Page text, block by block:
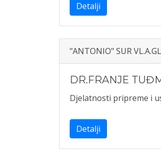
Detalji
"ANTONIO" SUR
DR.FRANJE
Djelatnosti pripreme i
Detalji